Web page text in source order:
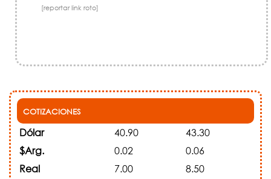
[reportar link roto]
COTIZACIONES
Dólar 40.90
43.30
$Arg.
0.02
0.06
Real
7.00
8.50